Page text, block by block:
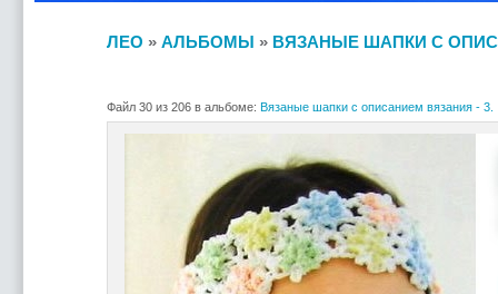
ЛЕО » АЛЬБОМЫ » ВЯЗАНЫЕ ШАПКИ С
Файл 30 из 206 в альбоме: Вязаные шапки с описанием вязания - 3.